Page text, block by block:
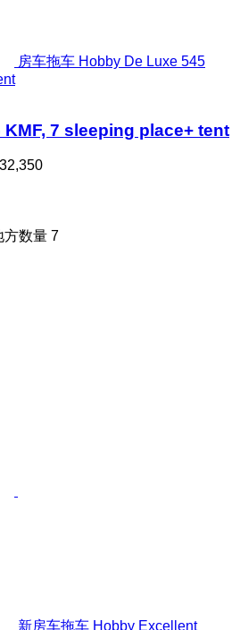
房车拖车 Hobby De Luxe 545
7 sleeping place+ tent
方数量 7
新房车拖车 Hobby Excellent